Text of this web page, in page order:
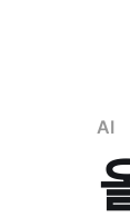
AI